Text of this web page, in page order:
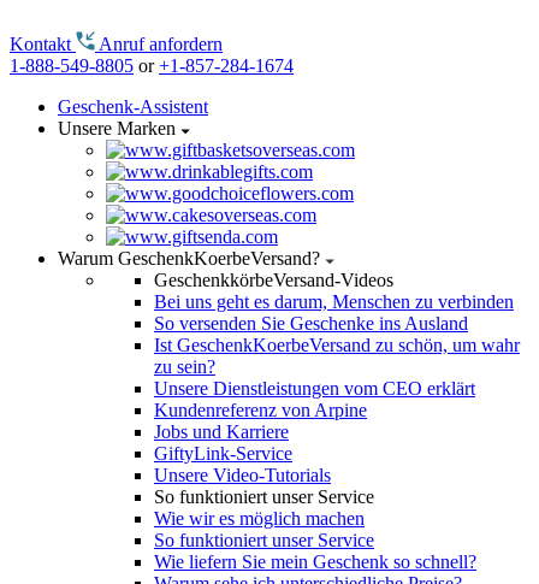
Kontakt
Anruf anfordern
1-888-549-8805 or+1-857-284-1674
Geschenk-Assistent
Unsere Marken
Warum GeschenkKoerbeVersand?
GeschenkkörbeVersand-Videos
Bei uns geht es darum, Menschen zu verbinden
So versenden Sie Geschenke ins Ausland
Ist GeschenkKoerbeVersand zu schön, um wahr
zu sein?
Unsere Dienstleistungen vom CEO erklärt
Kundenreferenz von Arpine
Jobs und Karriere
GiftyLink-Service
Unsere Video-Tutorials
So funktioniert unser Service
Wie wir es möglich machen
So funktioniert unser Service
Wie liefern Sie mein Geschenk so schnell?